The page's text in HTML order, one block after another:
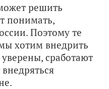
решить
понимать,
Поэтому те
хотим внедрить
сработают